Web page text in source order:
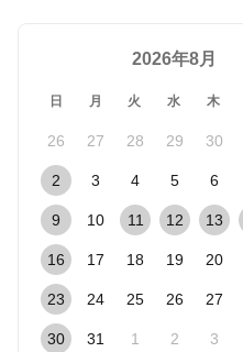
2026年8月
日 月 火 水 木
26 27 28 29 30
2 3 4 5 6
9 10 11 12 13
16 17 18 19 20
23 24 25 26 27
30 31 1 2 3